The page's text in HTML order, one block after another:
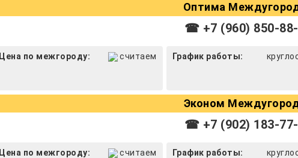
Оптима
☎ +7 (960) 850-
Цена по межгороду: считаем График работы:
Эконом
☎ +7 (902) 183-
Цена по межгороду: считаем График работы: